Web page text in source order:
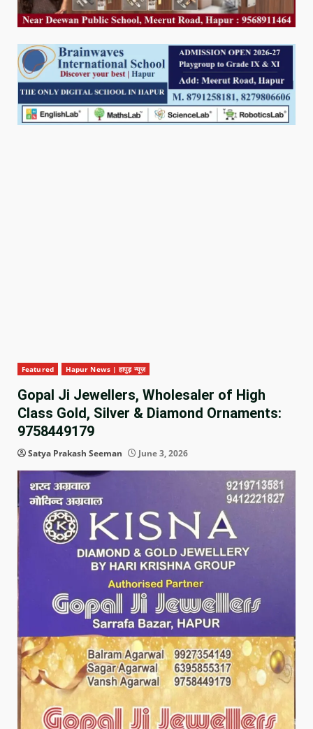
Featured Hapur News | हापुड़ न्यूज़
Gopal Ji Jewellers, Wholesaler of High
Class Gold, Silver & Diamond Ornaments:
9758449179
Satya Prakash Seeman June 3, 2026